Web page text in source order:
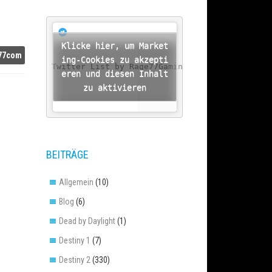
A Twitter List by Rage77Gaming
Klicke hier, um Market
ing-Cookies zu akzepti
eren und diesen Inhalt
zu aktivieren
BEITRÄGE
Allgemein (10)
Blog (6)
Dead by Daylight(1)
Destiny 1 (7)
Destiny 2(330)